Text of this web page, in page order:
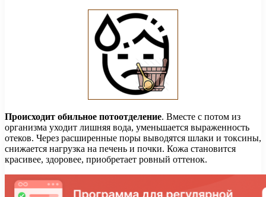
Происходит обильное потоотделение. Вместе с потом из
организма уходит лишняя вода, уменьшается выраженность
отеков. Через расширенные поры выводятся шлаки и токсины,
снижается нагрузка на печень и почки. Кожа становится
красивее, здоровее, приобретает ровный оттенок.